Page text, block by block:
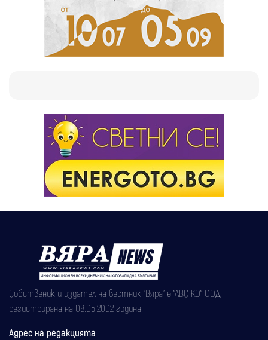
Собственик и издател на вестник "Вяра" е "АВС КО" ООД,
регистрирана на 08.05.2002 година.
Адрес на редакцията